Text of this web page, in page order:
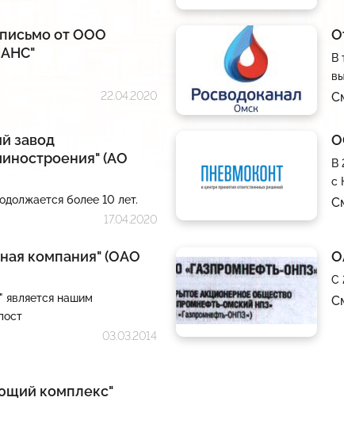
от ООО
22.04.2020
В
завод
(АО
более 10 лет.
17.04.2020
В
с
компания" (ОАО
нашим
03.03.2014
С
комплекс"